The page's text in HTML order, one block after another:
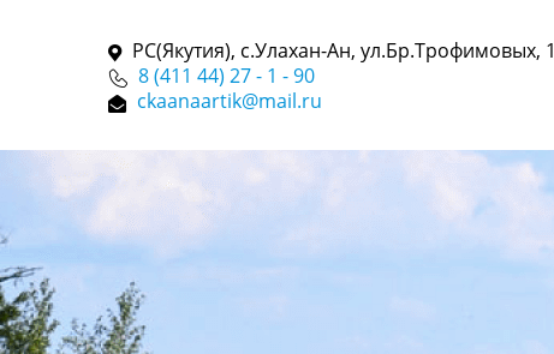
РС(Якутия), с.Улахан-Ан, ул.Бр.Трофимовых, 1
8 (411 44) 27 - 1 - 90
ckaanaartik@mail.ru